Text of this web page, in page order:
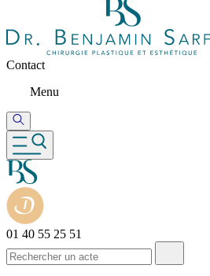
Contact
Menu
01 40 55 25 51